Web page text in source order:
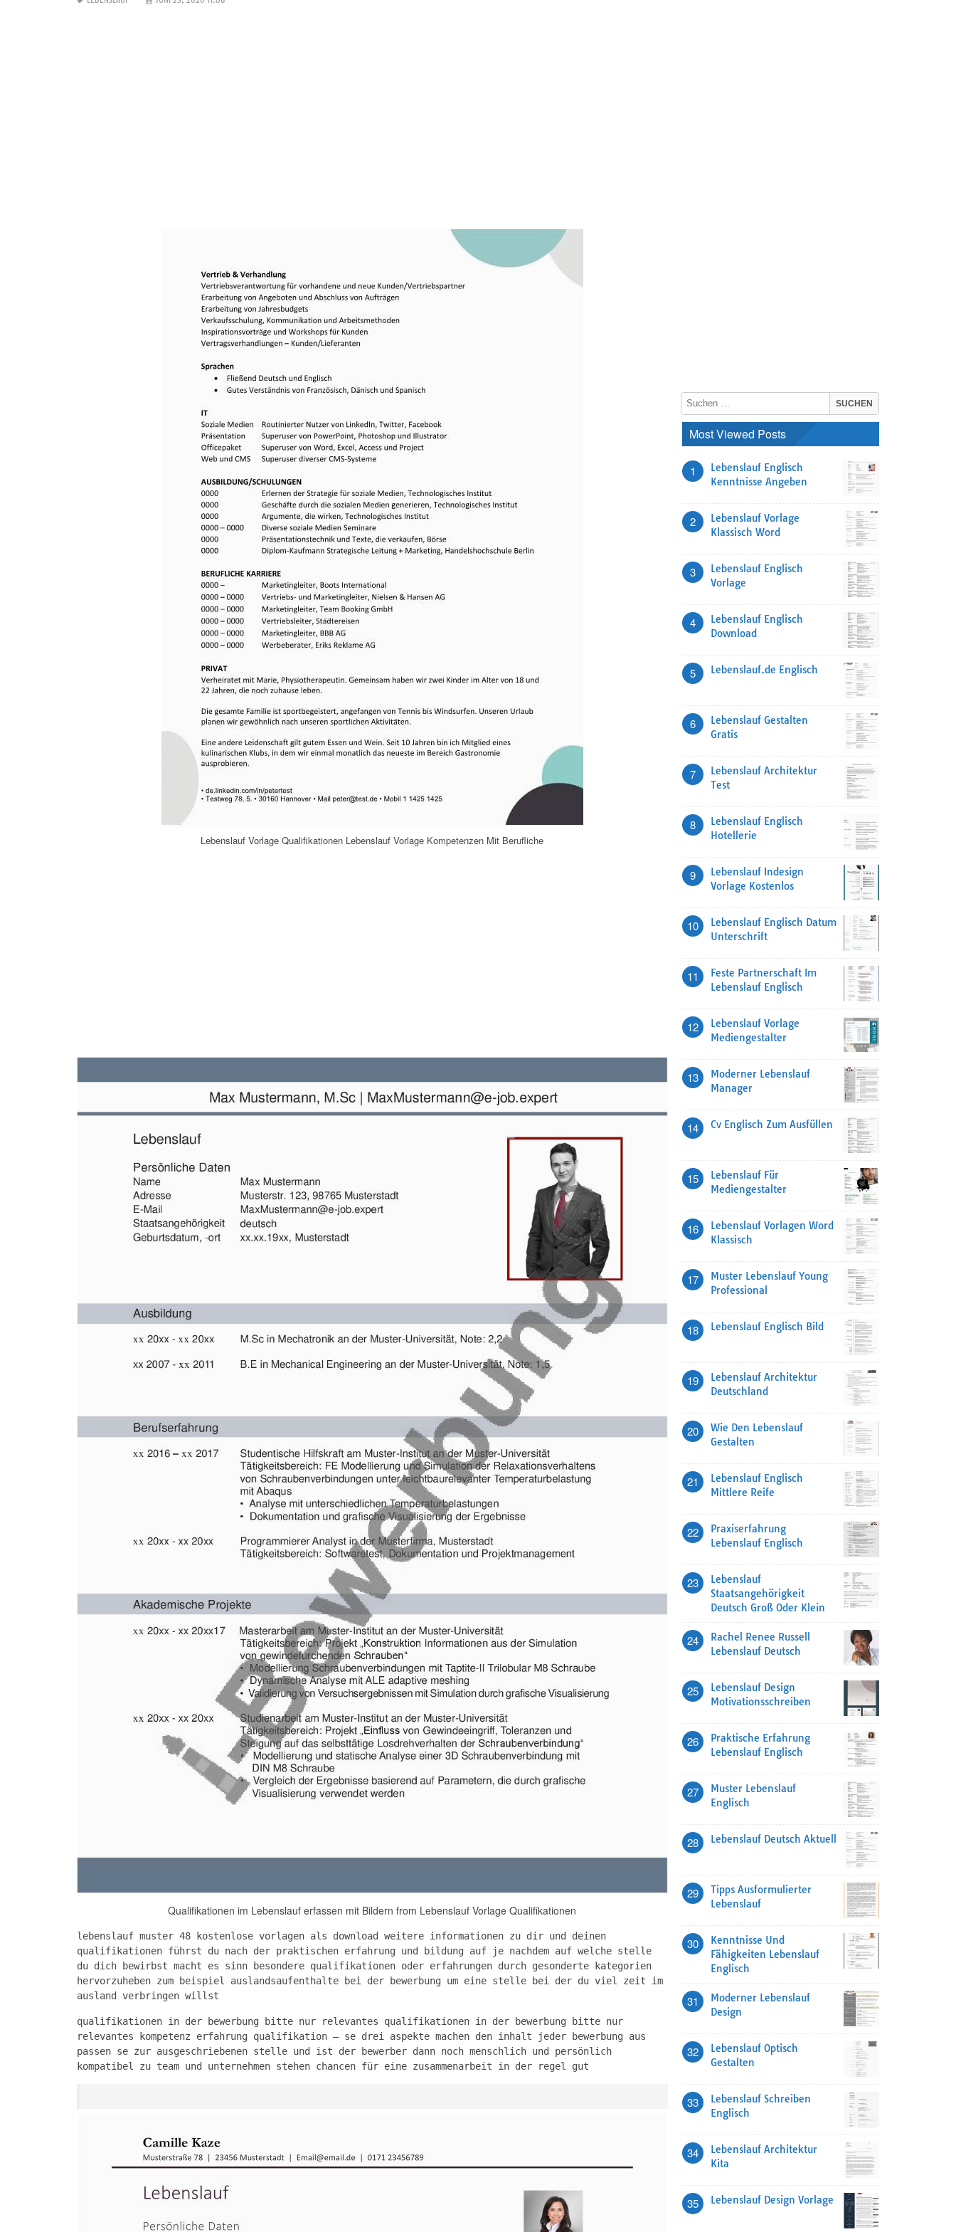
Lebenslauf Vorlage Qualifikationen Lebenslauf Vorlage Kompetenzen Mit Berufliche
Qualifikationen im Lebenslauf erfassen mit Bildern from Lebenslauf Vorlage Qualifikationen
lebenslauf muster 48 kostenlose vorlagen als download weitere informationen zu dir und deinen
qualifikationen führst du nach der praktischen erfahrung und bildung auf je nachdem auf welche stelle
du dich bewirbst macht es sinn besondere qualifikationen oder erfahrungen durch gesonderte kategorien
hervorzuheben zum beispiel auslandsaufenthalte bei der bewerbung um eine stelle bei der du viel zeit im
ausland verbringen willst
qualifikationen in der bewerbung bitte nur relevantes qualifikationen in der bewerbung bitte nur
relevantes kompetenz erfahrung qualifikation – se drei aspekte machen den inhalt jeder bewerbung aus
passen se zur ausgeschriebenen stelle und ist der bewerber dann noch menschlich und persönlich
kompatibel zu team und unternehmen stehen chancen für eine zusammenarbeit in der regel gut
Most Viewed Posts
1
Lebenslauf Englisch
Kenntnisse Angeben
2
Lebenslauf Vorlage
Klassisch Word
3
Lebenslauf Englisch
Vorlage
4
Lebenslauf Englisch
Download
5 Lebenslauf.de Englisch
6
Lebenslauf Gestalten
Gratis
7
Lebenslauf Architektur
Test
8
Lebenslauf Englisch
Hotellerie
9
Lebenslauf Indesign
Vorlage Kostenlos
10
Lebenslauf Englisch Datum
Unterschrift
11
Feste Partnerschaft Im
Lebenslauf Englisch
12
Lebenslauf Vorlage
Mediengestalter
13
Moderner Lebenslauf
Manager
14 Cv Englisch Zum Ausfüllen
15
Lebenslauf Für
Mediengestalter
16
Lebenslauf Vorlagen Word
Klassisch
17
Muster Lebenslauf Young
Professional
18 Lebenslauf Englisch Bild
19
Lebenslauf Architektur
Deutschland
20
Wie Den Lebenslauf
Gestalten
21
Lebenslauf Englisch
Mittlere Reife
22
Praxiserfahrung
Lebenslauf Englisch
23
Lebenslauf
Staatsangehörigkeit
Deutsch Groß Oder Klein
24
Rachel Renee Russell
Lebenslauf Deutsch
25
Lebenslauf Design
Motivationsschreiben
26
Praktische Erfahrung
Lebenslauf Englisch
27
Muster Lebenslauf
Englisch
28 Lebenslauf Deutsch Aktuell
29
Tipps Ausformulierter
Lebenslauf
30
Kenntnisse Und
Fähigkeiten Lebenslauf
Englisch
31
Moderner Lebenslauf
Design
32
Lebenslauf Optisch
Gestalten
33
Lebenslauf Schreiben
Englisch
34
Lebenslauf Architektur
Kita
35 Lebenslauf Design Vorlage